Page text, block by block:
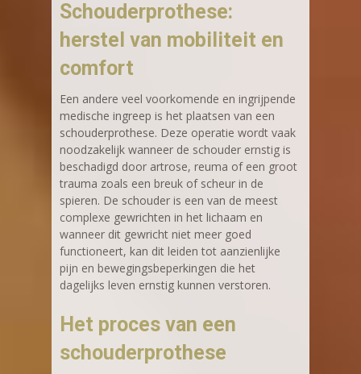
Schouderprothese:
herstel van mobiliteit en
comfort
Een andere veel voorkomende en ingrijpende
medische ingreep is het plaatsen van een
schouderprothese. Deze operatie wordt vaak
noodzakelijk wanneer de schouder ernstig is
beschadigd door artrose, reuma of een groot
trauma zoals een breuk of scheur in de
spieren. De schouder is een van de meest
complexe gewrichten in het lichaam en
wanneer dit gewricht niet meer goed
functioneert, kan dit leiden tot aanzienlijke
pijn en bewegingsbeperkingen die het
dagelijks leven ernstig kunnen verstoren.
Het proces van een
schouderprothese